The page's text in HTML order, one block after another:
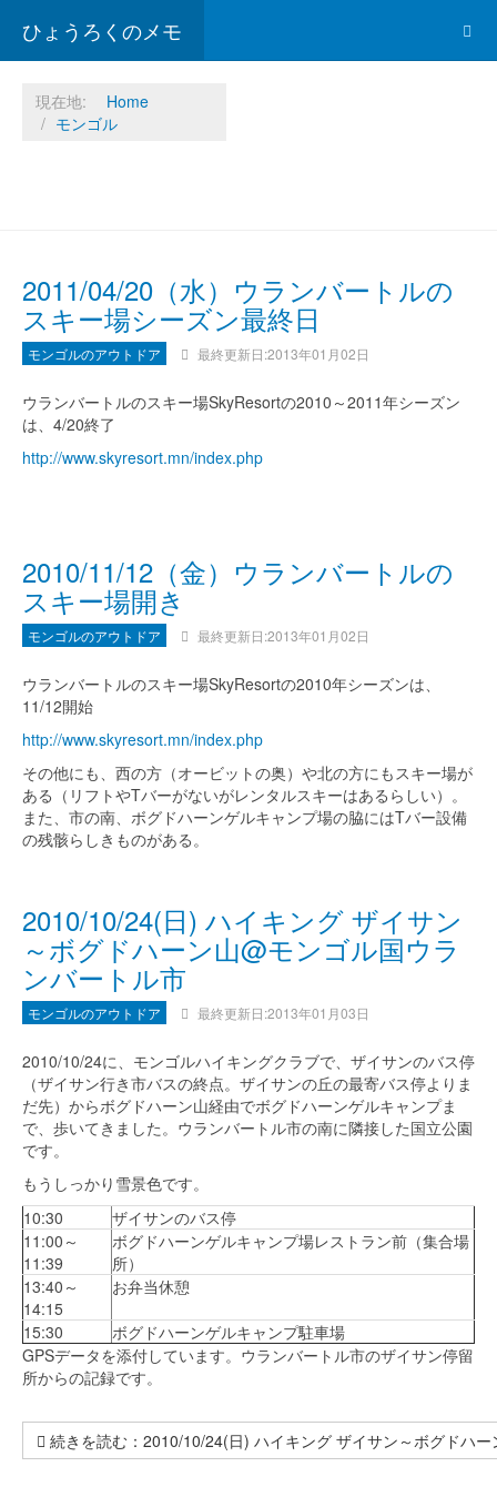
ひょうろくのメモ
現在地:
Home
モンゴル
2011/04/20（水）ウランバートルの
スキー場シーズン最終日
モンゴルのアウトドア 最終更新日:2013年01月02日
ウランバートルのスキー場SkyResortの2010～2011年シーズン
は、4/20終了
http://www.skyresort.mn/index.php
2010/11/12（金）ウランバートルの
スキー場開き
モンゴルのアウトドア 最終更新日:2013年01月02日
ウランバートルのスキー場SkyResortの2010年シーズンは、
11/12開始
http://www.skyresort.mn/index.php
その他にも、西の方（オービットの奥）や北の方にもスキー場が
ある（リフトやTバーがないがレンタルスキーはあるらしい）。
また、市の南、ボグドハーンゲルキャンプ場の脇にはTバー設備
の残骸らしきものがある。
2010/10/24(日) ハイキング ザイサン
～ボグドハーン山@モンゴル国ウラ
ンバートル市
モンゴルのアウトドア 最終更新日:2013年01月03日
2010/10/24に、モンゴルハイキングクラブで、ザイサンのバス停
（ザイサン行き市バスの終点。ザイサンの丘の最寄バス停よりま
だ先）からボグドハーン山経由でボグドハーンゲルキャンプま
で、歩いてきました。ウランバートル市の南に隣接した国立公園
です。
もうしっかり雪景色です。
10:30
ザイサンのバス停
11:00～
11:39
ボグドハーンゲルキャンプ場レストラン前（集合場
所）
13:40～
14:15
お弁当休憩
15:30
ボグドハーンゲルキャンプ駐車場
GPSデータを添付しています。ウランバートル市のザイサン停留
所からの記録です。
続きを読む：2010/10/24(日) ハイキング ザイサン～ボグドハ